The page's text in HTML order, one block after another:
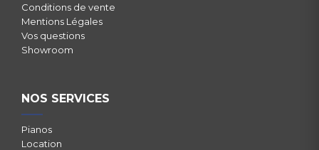
Conditions de vente
Mentions Légales
Vos questions
Showroom
NOS SERVICES
Pianos
Location